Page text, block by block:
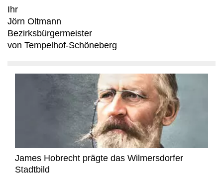
Ihr
Jörn Oltmann
Bezirksbürgermeister
von Tempelhof-Schöneberg
James Hobrecht prägte das Wilmersdorfer
Stadtbild